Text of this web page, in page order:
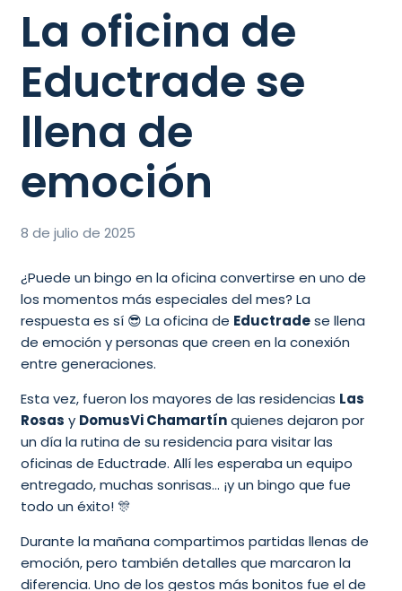
La oficina de
Eductrade se
llena de
emoción
8 de julio de 2025
¿Puede un bingo en la oficina convertirse en uno de
los momentos más especiales del mes? La
respuesta es sí 😎 La oficina de Eductradese llena
de emoción y personas que creen en la conexión
entre generaciones.
Esta vez, fueron los mayores de las residencias Las
Rosas y DomusVi Chamartínquienes dejaron por
un día la rutina de su residencia para visitar las
oficinas de Eductrade. Allí les esperaba un equipo
entregado, muchas sonrisas… ¡y un bingo que fue
todo un éxito! 🎊
Durante la mañana compartimos partidas llenas de
emoción, pero también detalles que marcaron la
diferencia. Uno de los gestos más bonitos fue el de